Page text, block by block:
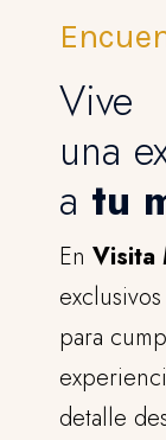
Vive
una
a tu
En Visita
para
detalle